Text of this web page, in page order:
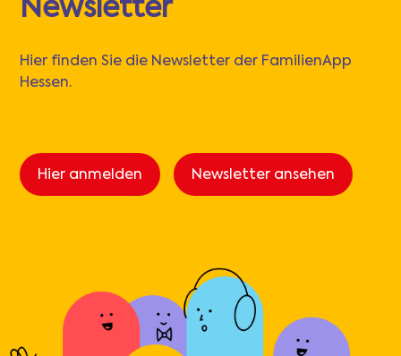
Newsletter
Hier finden Sie die Newsletter der FamilienApp
Hessen.
Hier anmelden Newsletter ansehen